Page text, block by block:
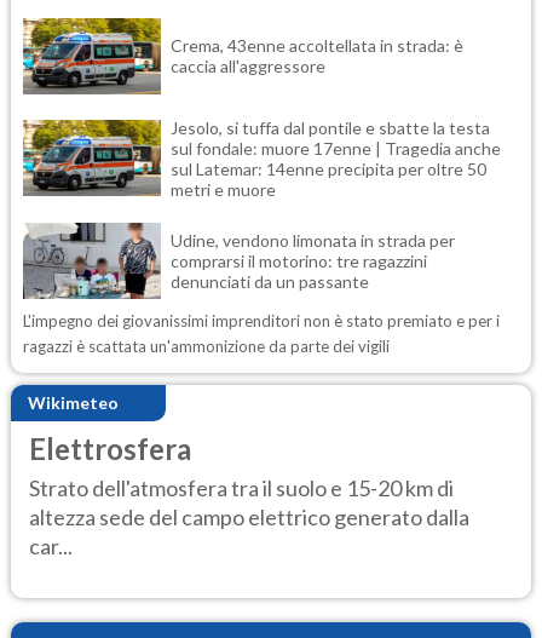
Crema, 43enne accoltellata in strada: è
caccia all'aggressore
Jesolo, si tuffa dal pontile e sbatte la testa
sul fondale: muore 17enne | Tragedia anche
sul Latemar: 14enne precipita per oltre 50
metri e muore
Udine, vendono limonata in strada per
comprarsi il motorino: tre ragazzini
denunciati da un passante
L'impegno dei giovanissimi imprenditori non è stato premiato e per i
ragazzi è scattata un'ammonizione da parte dei vigili
Wikimeteo
Elettrosfera
Strato dell'atmosfera tra il suolo e 15-20 km di
altezza sede del campo elettrico generato dalla
car...